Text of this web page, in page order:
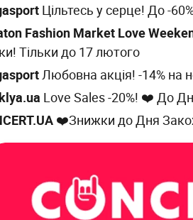
Цільтесь у серце! До -
Fashion Market Love
Тільки до 17 лютого
Любовна акція! -14% на
Love Sales -20%! ❤️ До
❤️Знижки до Дня